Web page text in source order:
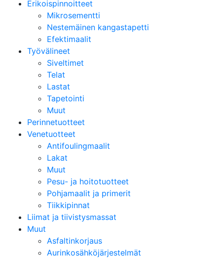
Erikoispinnoitteet
Mikrosementti
Nestemäinen kangastapetti
Efektimaalit
Työvälineet
Siveltimet
Telat
Lastat
Tapetointi
Muut
Perinnetuotteet
Venetuotteet
Antifoulingmaalit
Lakat
Muut
Pesu- ja hoitotuotteet
Pohjamaalit ja primerit
Tiikkipinnat
Liimat ja tiivistysmassat
Muut
Asfaltinkorjaus
Aurinkosähköjärjestelmät